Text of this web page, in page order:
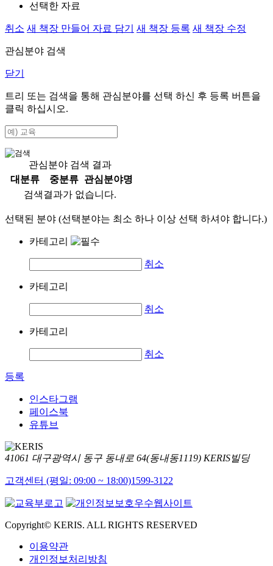
선택한 자료
취소 새 책장 만들어 자료 담기 새 책장 등록 새 책장 수정
관심분야 검색
닫기
트리 또는 검색을 통해 관심분야를 선택 하신 후 등록 버튼을
클릭 하십시오.
관심분야 검색 결과
대분류
중분류
관심분야명
검색결과가 없습니다.
선택된 분야 (선택분야는 최소 하나 이상 선택 하셔야 합니다.)
카테고리
취소
카테고리
취소
카테고리
취소
등록
인스타그램
페이스북
유튜브
41061 대구광역시 동구 동내로 64(동내동1119) KERIS빌딩
고객센터 (평일: 09:00 ~ 18:00)1599-3122
Copyright© KERIS. ALL RIGHTS RESERVED
이용약관
개인정보처리방침